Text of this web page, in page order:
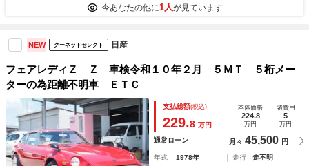
今あなたの他に1人が見ています
NEW グーネットセレクト 日産
フェアレディＺ Ｚ 車検令和１０年２月 ５ＭＴ ５桁メー
ターの為距離不明車 ＥＴＣ
支払総額(税込)
229.8 万円
本体価格
224.8
万円
諸費用
5
万円
通常ローン 月々 45,500 円
年式 1978年 走行
走不明